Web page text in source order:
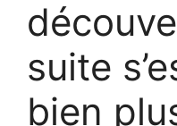
suite
bien